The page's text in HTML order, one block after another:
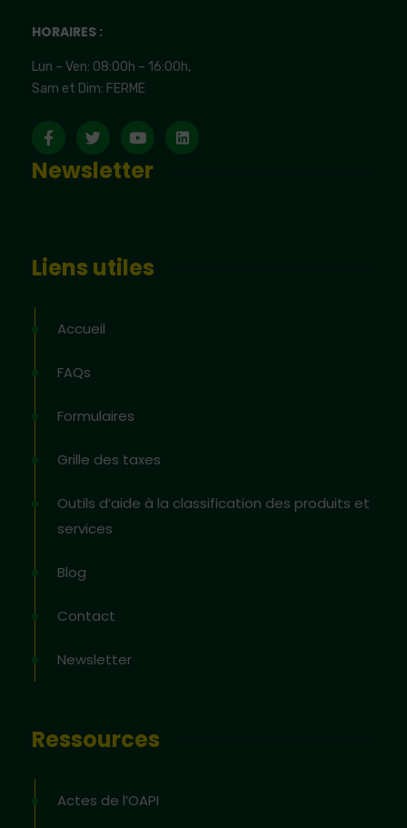
HORAIRES :
Lun – Ven: 08:00h – 16:00h,
Sam et Dim: FERME
Newsletter
Liens utiles
Accueil
FAQs
Formulaires
Grille des taxes
Outils d’aide à la classification des produits et
services
Blog
Contact
Newsletter
Ressources
Actes de l’OAPI